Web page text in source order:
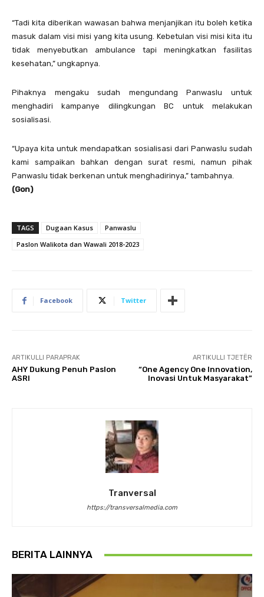
“Tadi kita diberikan wawasan bahwa menjanjikan itu boleh ketika
masuk dalam visi misi yang kita usung. Kebetulan visi misi kita itu
tidak menyebutkan ambulance tapi meningkatkan fasilitas
kesehatan,” ungkapnya.
Pihaknya mengaku sudah mengundang Panwaslu untuk
menghadiri kampanye dilingkungan BC untuk melakukan
sosialisasi.
“Upaya kita untuk mendapatkan sosialisasi dari Panwaslu sudah
kami sampaikan bahkan dengan surat resmi, namun pihak
Panwaslu tidak berkenan untuk menghadirinya,” tambahnya.
(Gon)
TAGS Dugaan Kasus
Panwaslu
Paslon Walikota dan Wawali 2018-2023
Facebook Twitter
ARTIKULLI PARAPRAK
AHY Dukung Penuh Paslon
ASRI
ARTIKULLI TJETËR
“One Agency One Innovation,
Inovasi Untuk Masyarakat”
Tranversal
https://transversalmedia.com
BERITA LAINNYA